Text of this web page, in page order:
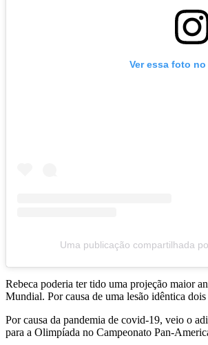
Ver essa foto
Uma publicação compartilhada
Rebeca poderia ter tido uma projeção maior
Mundial. Por causa de uma lesão idêntica
Por causa da pandemia de covid-19, veio o
para a Olimpíada no Campeonato Pan-